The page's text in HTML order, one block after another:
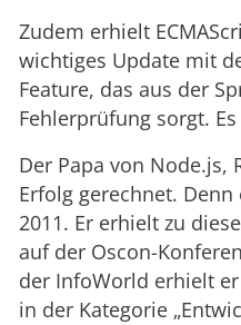
Zudem erhielt
wichtiges Update mit
Feature, das aus der
Fehlerprüfung sorgt.
Der Papa von
Erfolg gerechnet.
2011. Er erhielt zu
auf der Oscon-
der InfoWorld erhielt
in der Kategorie